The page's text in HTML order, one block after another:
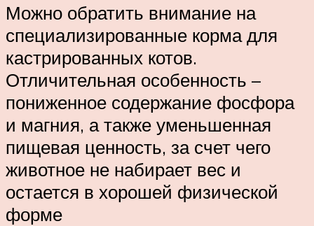
Можно обратить внимание на
специализированные корма для
кастрированных котов.
Отличительная особенность –
пониженное содержание фосфора
и магния, а также уменьшенная
пищевая ценность, за счет чего
животное не набирает вес и
остается в хорошей физической
форме